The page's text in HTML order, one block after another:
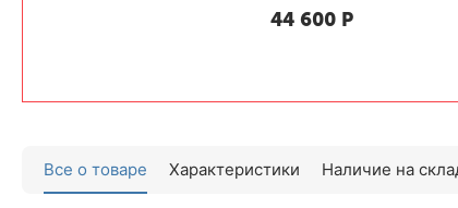
44 600 Р
Все о товаре Характеристики Наличие на